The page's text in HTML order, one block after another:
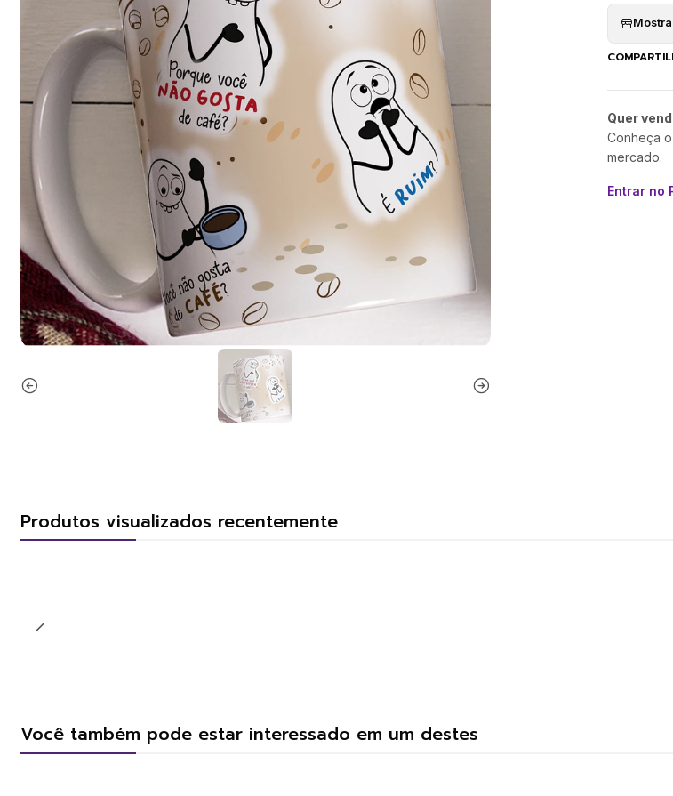
Quer
Conheça o
mercado.
Entrar no
Produtos visualizados recentemente
Você também pode estar interessado em um destes